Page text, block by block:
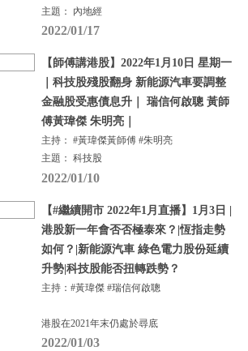
主題： 內地經
2022/01/17
【師傅講港股】2022年1月10日 星期一
｜科技股殘股翻身 新能源汽車要調整
金融股受惠債息升｜ 瑞信何啟聰 黃師
傅黃瑋傑 朱明亮｜
主持： #黃瑋傑黃師傅 #朱明亮
主題： 科技股
2022/01/10
【#繼續開市 2022年1月直播】1月3日 |
港股新一年會否否極泰來？|恆指走勢
如何？|新能源汽車 綠色電力股份延續
升勢|科技股能否扭轉跌勢？
主持：#黃瑋傑 #瑞信何啟聰
港股在2021年末仍處於尋底
2022/01/03